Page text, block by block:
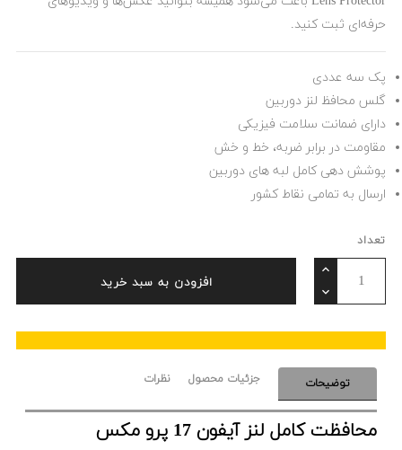
حرفه‌ای ثبت کنید.
پک سه عددی
گلس محافظ لنز دوربین
دارای ضمانت سلامت فیزیکی
مقاومت در برابر ضربه، خط و خش
پوشش دهی کامل لبه های دوربین
ارسال به تمامی نقاط کشور
تعداد
افزودن به سبد خرید
توضیحات جزئیات محصول نظرات
محافظت کامل لنز آیفون 17 پرو مکس